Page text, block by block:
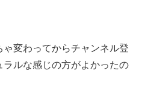
変わってからチャンネル登
ルな感じの方がよかったの